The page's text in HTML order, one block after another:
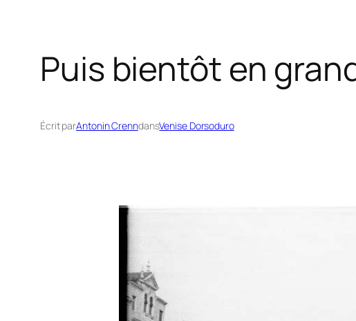
Puis bientôt en
Écrit parAntonin CrenndansVenise Dorsoduro